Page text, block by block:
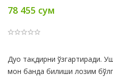
78 455 сум
Product
Summery
Дуо тақдирни ўзгартиради.
мон банда билиши лозим